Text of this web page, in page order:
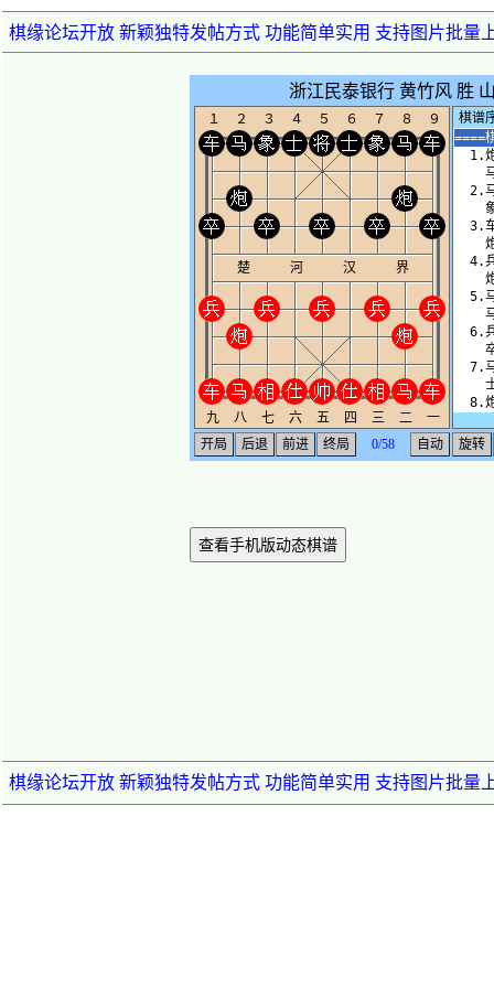
棋缘论坛开放 新颖独特发帖方式 功能简单实用 支持图片批量
查看手机版动态棋谱
棋缘论坛开放 新颖独特发帖方式 功能简单实用 支持图片批量